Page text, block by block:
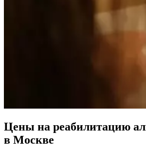
Цены на реабилитацию
в Москве